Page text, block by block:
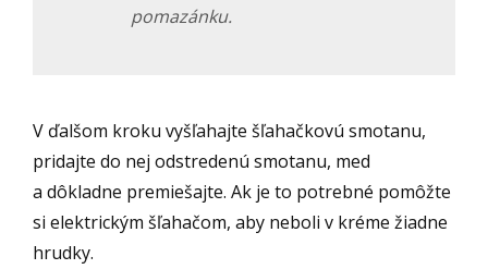
pomazánku.
V ďalšom kroku vyšľahajte šľahačkovú smotanu,
pridajte do nej odstredenú smotanu, med
a dôkladne premiešajte. Ak je to potrebné pomôžte
si elektrickým šľahačom, aby neboli v kréme žiadne
hrudky.